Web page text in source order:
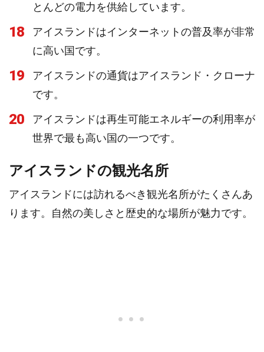
とんどの電力を供給しています。
18
アイスランドはインターネットの普及率が非常
に高い国です。
19
アイスランドの通貨はアイスランド・クローナ
です。
20
アイスランドは再生可能エネルギーの利用率が
世界で最も高い国の一つです。
アイスランドの観光名所
アイスランドには訪れるべき観光名所がたくさんあ
ります。自然の美しさと歴史的な場所が魅力です。